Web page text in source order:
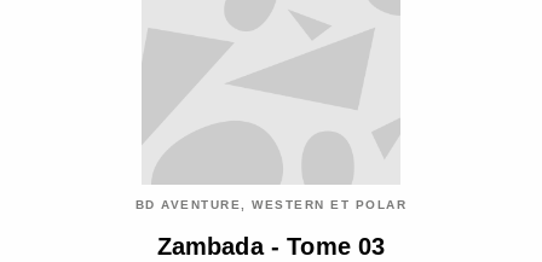
BD AVENTURE, WESTERN ET POLAR
Zambada - Tome 03